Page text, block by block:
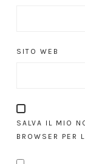
SITO WEB
SALVA IL MIO
BROWSER PER